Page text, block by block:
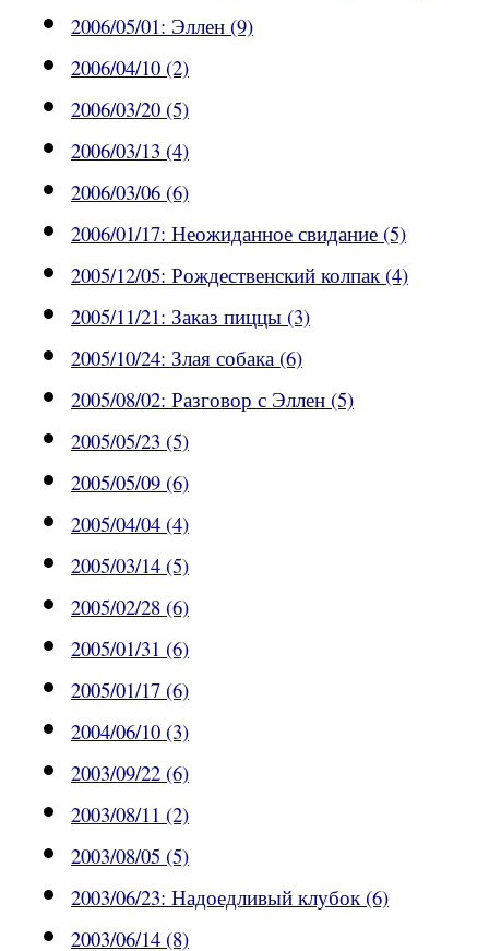
2006/05/01: Эллен (9)
2006/04/10 (2)
2006/03/20 (5)
2006/03/13 (4)
2006/03/06 (6)
2006/01/17: Неожиданное свидание (5)
2005/12/05: Рождественский колпак (4)
2005/11/21: Заказ пиццы (3)
2005/10/24: Злая собака (6)
2005/08/02: Разговор с Эллен (5)
2005/05/23 (5)
2005/05/09 (6)
2005/04/04 (4)
2005/03/14 (5)
2005/02/28 (6)
2005/01/31 (6)
2005/01/17 (6)
2004/06/10 (3)
2003/09/22 (6)
2003/08/11 (2)
2003/08/05 (5)
2003/06/23: Надоедливый клубок (6)
2003/06/14 (8)